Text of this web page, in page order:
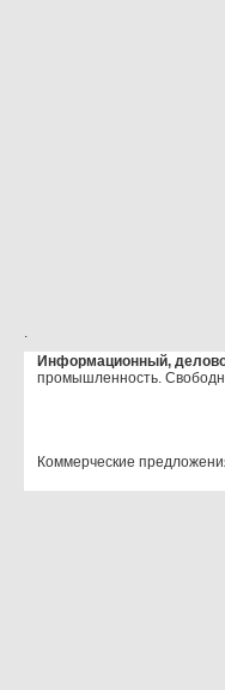
.
Информационный,
промышленность.
Коммерческие